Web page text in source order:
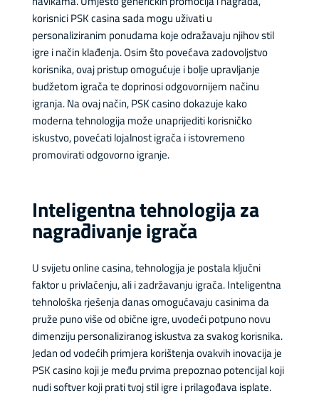
korisnici PSK casina sada mogu uživati u
personaliziranim ponudama koje odražavaju njihov stil
igre i način klađenja. Osim što povećava zadovoljstvo
korisnika, ovaj pristup omogućuje i bolje upravljanje
budžetom igrača te doprinosi odgovornijem načinu
igranja. Na ovaj način, PSK casino dokazuje kako
moderna tehnologija može unaprijediti korisničko
iskustvo, povećati lojalnost igrača i istovremeno
promovirati odgovorno igranje.
Inteligentna tehnologija za
nagrađivanje igrača
U svijetu online casina, tehnologija je postala ključni
faktor u privlačenju, ali i zadržavanju igrača. Inteligentna
tehnološka rješenja danas omogućavaju casinima da
pruže puno više od obične igre, uvodeći potpuno novu
dimenziju personaliziranog iskustva za svakog korisnika.
Jedan od vodećih primjera korištenja ovakvih inovacija je
PSK casino koji je među prvima prepoznao potencijal koji
nudi softver koji prati tvoj stil igre i prilagođava isplate.